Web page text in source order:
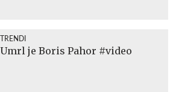
TRENDI
Umrl je Boris Pahor #video